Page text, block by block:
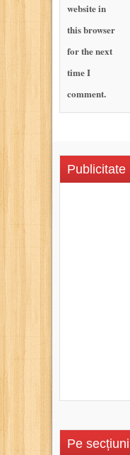
website in
this browser
for the next
time I
comment.
Publicitate
Pe secțiuni